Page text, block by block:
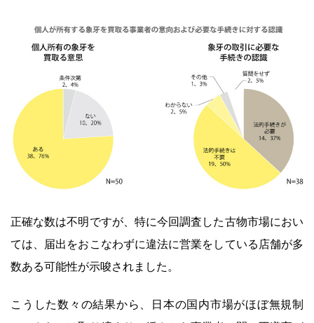
正確な数は不明ですが、特に今回調査した古物市場におい
ては、届出をおこなわずに違法に営業をしている店舗が多
数ある可能性が示唆されました。
こうした数々の結果から、日本の国内市場がほぼ無規制